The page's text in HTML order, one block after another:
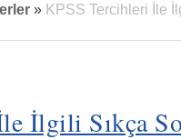
» KPSS Tercihleri İle
İlgili Sıkça